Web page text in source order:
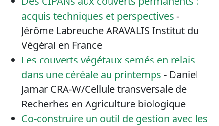
acquis techniques et perspectives -
Jérôme Labreuche ARAVALIS Institut du
Végéral en France
Les couverts végétaux semés en relais
dans une céréale au printemps - Daniel
Jamar CRA-W/Cellule transversale de
Recherhes en Agriculture biologique
Co-construire un outil de gestion avec les